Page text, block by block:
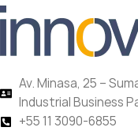
Av. Minasa, 25 –
Industrial Business
+55 11 3090-6855